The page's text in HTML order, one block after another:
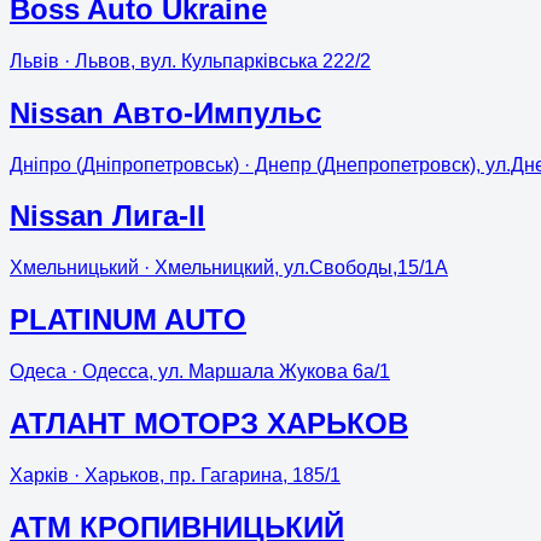
Boss Auto Ukraine
Львів · Львов, вул. Кульпарківська 222/2
Nissan Авто-Импульс
Дніпро (Дніпропетровськ) · Днепр (Днепропетровск),
Nissan Лига-II
Хмельницький · Хмельницкий, ул.Свободы,15/1А
PLATINUM AUTO
Одеса · Одесса, ул. Маршала Жукова 6а/1
АТЛАНТ МОТОРЗ ХАРЬКОВ
Харків · Харьков, пр. Гагарина, 185/1
АТМ КРОПИВНИЦЬКИЙ